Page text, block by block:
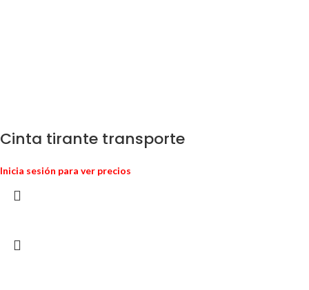
Cinta tirante transporte
Inicia sesión para ver precios